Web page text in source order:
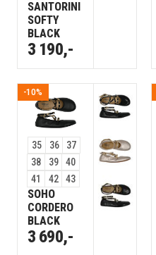
SANTORINI
SOFTY
BLACK
3 190,-
-10%
35 36
37
38
39
40
41
42 43
SOHO
CORDERO
BLACK
3 690,-